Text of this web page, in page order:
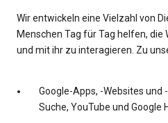
Wir entwickeln eine Vielzahl von
Menschen Tag für Tag helfen,
und mit ihr zu interagieren. Zu
Google-Apps, -Websites und
Suche, YouTube und Google